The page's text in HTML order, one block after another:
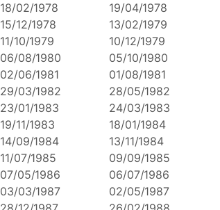
18/02/1978
19/04/1978
15/12/1978
13/02/1979
11/10/1979
10/12/1979
06/08/1980
05/10/1980
02/06/1981
01/08/1981
29/03/1982
28/05/1982
23/01/1983
24/03/1983
19/11/1983
18/01/1984
14/09/1984
13/11/1984
11/07/1985
09/09/1985
07/05/1986
06/07/1986
03/03/1987
02/05/1987